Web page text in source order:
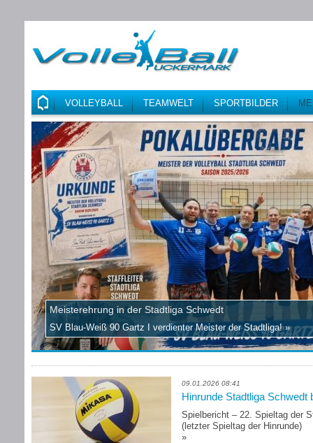
VOLLEYBALL TEAMWELT SPORTBILDER
Meisterehrung in der Stadtliga Schwedt
SV Blau-Weiß 90 Gartz I verdienter Meister der Stadtliga!»
09.01.2026 08:41
Hinrunde Stadtliga Schwedt
Spielbericht – 22. Spieltag der
(letzter Spieltag der Hinrunde)
»